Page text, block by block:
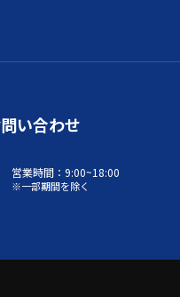
い合わせ
営業時間： 9:00~18:00
※一部期間を除く